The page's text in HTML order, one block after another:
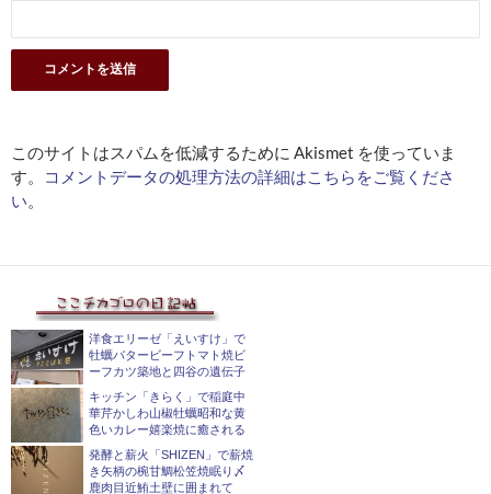
このサイトはスパムを低減するために Akismet を使っていま
す。
コメントデータの処理方法の詳細はこちらをご覧くださ
い。
洋食エリーゼ「えいすけ」で
牡蠣バタービーフトマト焼ビ
ーフカツ築地と四谷の遺伝子
キッチン「きらく」で稲庭中
華芹かしわ山椒牡蠣昭和な黄
色いカレー嬉楽焼に癒される
発酵と薪火「SHIZEN」で薪焼
き矢柄の椀甘鯛松笠焼眠り〆
鹿肉目近鮪土壁に囲まれて